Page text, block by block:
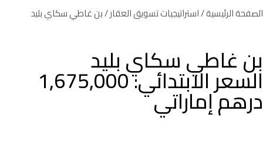
الصفحة الرئيسية/استراتيجيات تسويق العقار/ بن غاطي سكاي بليد
بن غاطي سكاي بليد
السعر الابتدائي: 1,675,000
درهم إماراتي